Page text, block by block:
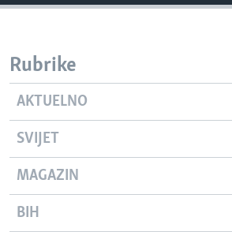
Rubrike
AKTUELNO
SVIJET
MAGAZIN
BIH